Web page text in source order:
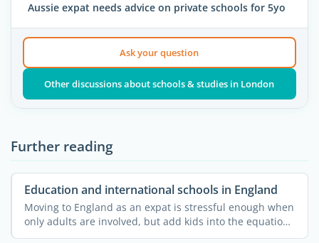
Aussie expat needs advice on private schools for 5yo
Ask your question
Other discussions about schools & studies in London
Further reading
Education and international schools in England
Moving to England as an expat is stressful enough when
only adults are involved, but add kids into the equation
...